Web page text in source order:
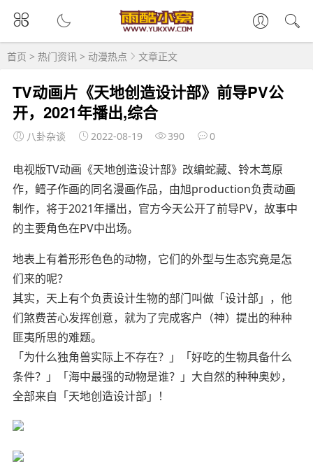
首页 > 热门资讯 > 动漫热点 文章正文
TV动画片《天地创造设计部》前导PV公
开，2021年播出,综合
八卦杂谈 2022-08-19 390 0
电视版TV动画《天地创造设计部》改编蛇藏、铃木茑原
作，鳕子作画的同名漫画作品，由旭production负责动画
制作，将于2021年播出，官方今天公开了前导PV，故事中
的主要角色在PV中出场。
地表上有着形形色色的动物，它们的外型与生态究竟是怎
们来的呢？
其实，天上有个负责设计生物的部门叫做「设计部」，他
们煞费苦心发挥创意，就为了完成客户（神）提出的种种
匪夷所思的难题。
「为什么独角兽实际上不存在？」「好吃的生物具备什么
条件？」「海中最强的动物是谁？」大自然的种种奥妙，
全部来自「天地创造设计部」！